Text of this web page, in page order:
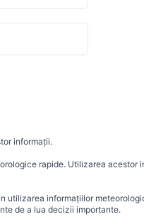
informații.
rapide. Utilizarea acestor
informațiilor
de a lua decizii importante.